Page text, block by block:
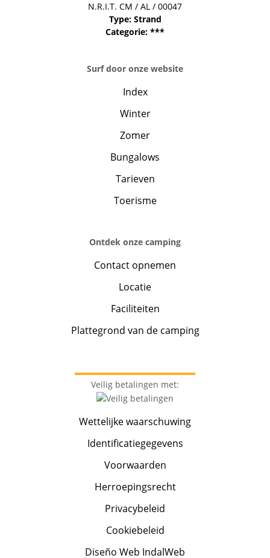
N.R.I.T. CM / AL / 00047
Type: Strand
Categorie: ***
Surf door onze website
Index
Winter
Zomer
Bungalows
Tarieven
Toerisme
Ontdek onze camping
Contact opnemen
Locatie
Faciliteiten
Plattegrond van de camping
Veilig betalingen met:
Wettelijke waarschuwing
Identificatiegegevens
Voorwaarden
Herroepingsrecht
Privacybeleid
Cookiebeleid
Diseño Web IndalWeb